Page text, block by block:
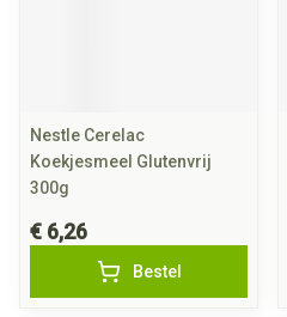
Nestle Cerelac
Koekjesmeel Glutenvrij
300g
€ 6,26
Bestel